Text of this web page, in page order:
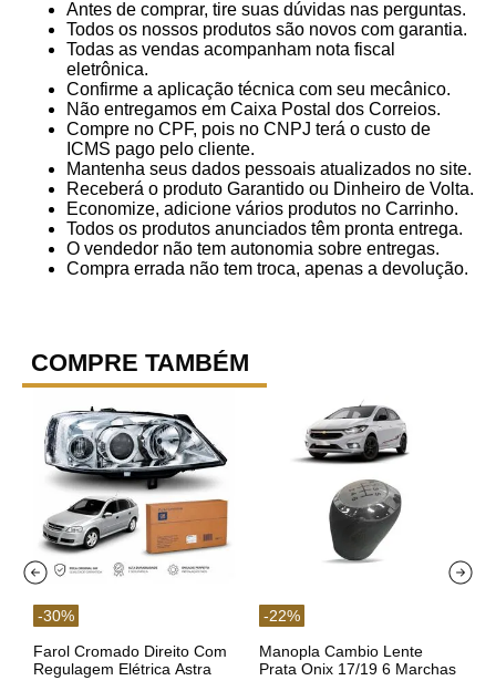
Antes de comprar, tire suas dúvidas nas perguntas.
Todos os nossos produtos são novos com garantia.
Todas as vendas acompanham nota fiscal
eletrônica.
Confirme a aplicação técnica com seu mecânico.
Não entregamos em Caixa Postal dos Correios.
Compre no CPF, pois no CNPJ terá o custo de
ICMS pago pelo cliente.
Mantenha seus dados pessoais atualizados no site.
Receberá o produto Garantido ou Dinheiro de Volta.
Economize, adicione vários produtos no Carrinho.
Todos os produtos anunciados têm pronta entrega.
O vendedor não tem autonomia sobre entregas.
Compra errada não tem troca, apenas a devolução.
COMPRE TAMBÉM
-30%
Farol Cromado Direito Com
Regulagem Elétrica Astra
-22%
Manopla Cambio Lente
Prata Onix 17/19 6 Marchas